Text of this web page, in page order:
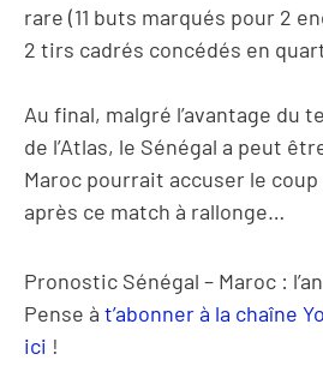
rare (11 buts marqués pour 2
2 tirs cadrés concédés en
Au final, malgré l’avantage du
de l’Atlas, le Sénégal a peut
Maroc pourrait accuser le
après ce match à rallonge…
Pronostic Sénégal – Maroc :
Pense à t’abonner à la chaîne
ici !